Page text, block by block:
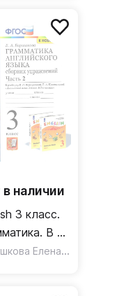
наличии
3 класс.
В 2-
Часть 2
Барашкова Елена Александровна